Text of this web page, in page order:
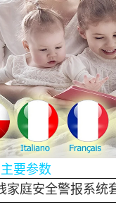
要参数
家庭安全警报系统